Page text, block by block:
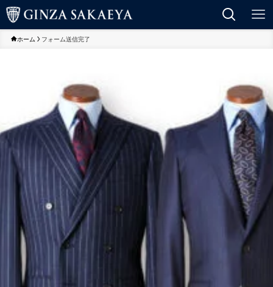
ホーム フォーム送信完了